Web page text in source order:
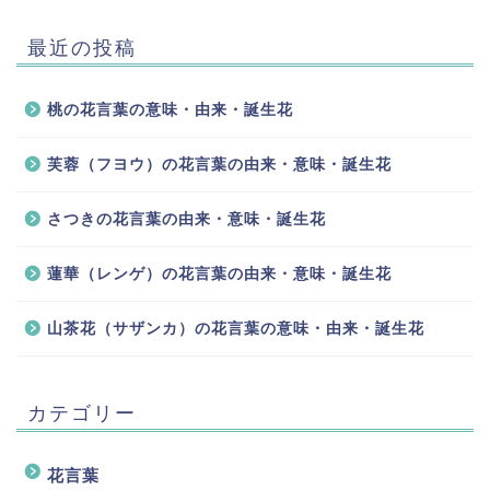
最近の投稿
桃の花言葉の意味・由来・誕生花
芙蓉（フヨウ）の花言葉の由来・意味・誕生花
さつきの花言葉の由来・意味・誕生花
蓮華（レンゲ）の花言葉の由来・意味・誕生花
山茶花（サザンカ）の花言葉の意味・由来・誕生花
カテゴリー
花言葉